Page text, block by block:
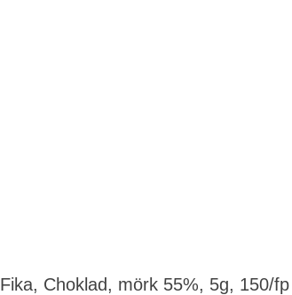
Fika, Choklad, mörk 55%, 5g, 150/fp